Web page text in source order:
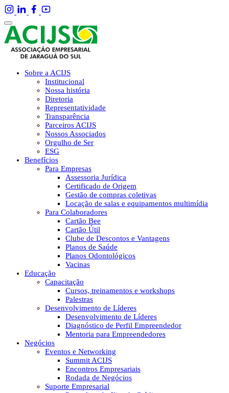
Sobre a ACIJS
Institucional
Nossa história
Diretoria
Representatividade
Transparência
Parceiros ACIJS
Nossos Associados
Orgulho de Ser
ESG
Benefícios
Para Empresas
Assessoria Jurídica
Certificado de Origem
Gestão de compras coletivas
Locação de salas e equipamentos multimídia
Para Colaboradores
Cartão Bee
Cartão Útil
Clube de Descontos e Vantagens
Planos de Saúde
Planos Odontológicos
Vacinas
Educação
Capacitação
Cursos, treinamentos e workshops
Palestras
Desenvolvimento de Líderes
Desenvolvimento de Líderes
Diagnóstico de Perfil Empreendedor
Mentoria para Empreendedores
Negócios
Eventos e Networking
Summit ACIJS
Encontros Empresariais
Rodada de Negócios
Suporte Empresarial